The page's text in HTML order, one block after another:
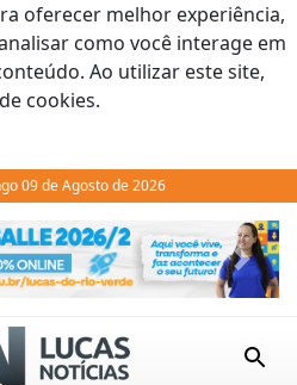
oferecer melhor experiência,
como você interage em
Ao utilizar este site,
cookies.
09 de Agosto de 2026
Next